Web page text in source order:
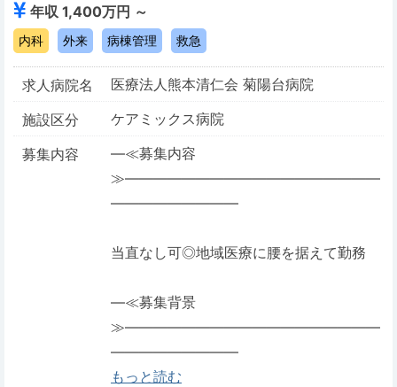
年収 1,400万円 ～
内科 外来 病棟管理 救急
求人病院名
医療法人熊本清仁会 菊陽台病院
施設区分
ケアミックス病院
募集内容
―≪募集内容
≫――――――――――――――――――
―――――――――
当直なし可◎地域医療に腰を据えて勤務
―≪募集背景
≫――――――――――――――――――
―――――――――
もっと読む